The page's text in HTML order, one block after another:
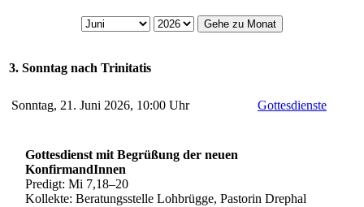
Gehe zu Monat
3. Sonntag nach Trinitatis
Sonntag, 21. Juni 2026, 10:00 Uhr Gottesdienste
Gottesdienst mit Begrüßung der neuen
KonfirmandInnen
Predigt: Mi 7,18–20
Kollekte: Beratungsstelle Lohbrügge, Pastorin Drephal